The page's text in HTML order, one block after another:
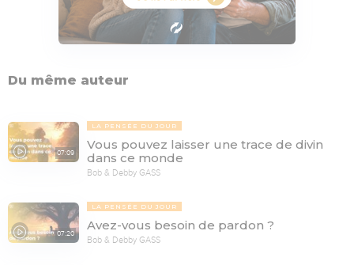
Du même auteur
07:09
LA PENSÉE DU JOUR
Vous pouvez laisser une trace de divin
dans ce monde
Bob & Debby GASS
07:20
LA PENSÉE DU JOUR
Avez-vous besoin de pardon ?
Bob & Debby GASS